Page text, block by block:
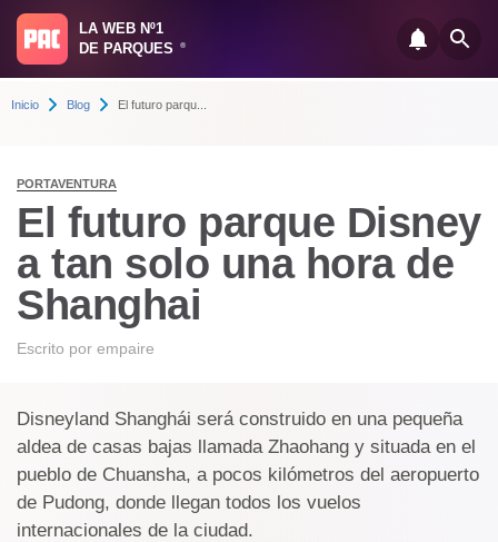
LA WEB Nº1
DE PARQUES
®
Inicio Blog El futuro parqu...
PORTAVENTURA
El futuro parque Disney
a tan solo una hora de
Shanghai
Escrito por empaire
Disneyland Shanghái será construido en una pequeña
aldea de casas bajas llamada Zhaohang y situada en el
pueblo de Chuansha, a pocos kilómetros del aeropuerto
de Pudong, donde llegan todos los vuelos
internacionales de la ciudad.